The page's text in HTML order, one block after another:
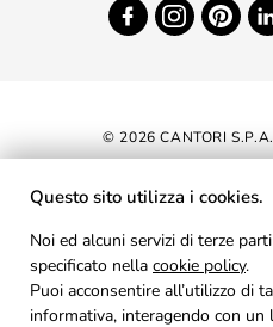
© 2026 CANTORI
DICHIARAZIONE
AREA
Questo sito utilizza i cookies.
Noi ed alcuni servizi di terze
specificato nella cookie policy.
Puoi acconsentire all’utilizzo di
informativa, interagendo con